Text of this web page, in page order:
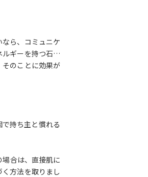
ら、コミュニケ
ルギーを持つ石…
そのことに効果が
持ち主と慣れる
合は、直接肌に
方法を取りまし